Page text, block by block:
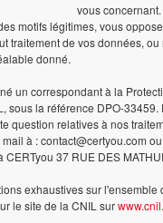
vous
motifs légitimes, vous
traitement de vos données, ou
donné.
un correspondant à la
sous la référence DPO-33459.
question relatives à nos
à : contact@certyou.com
CERTyou 37 RUE DES
exhaustives sur l'ensemble
le site de la CNIL sur